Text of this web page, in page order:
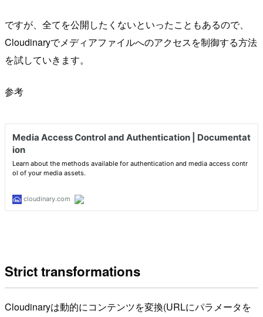
ですが、全てを公開したくないといったこともあるので、
Cloudinaryでメディアファイルへのアクセスを制御する方法
を試していきます。
参考
Strict transformations
Cloudinaryは動的にコンテンツを変換(URLにパラメータを